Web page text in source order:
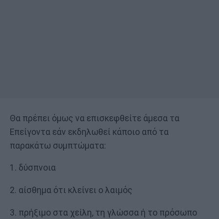
Θα πρέπει όμως να επισκεφθείτε άμεσα τα
Επείγοντα εάν εκδηλωθεί κάποιο από τα
παρακάτω συμπτώματα:
1. δύσπνοια
2. αίσθημα ότι κλείνει ο λαιμός
3. πρήξιμο στα χείλη, τη γλώσσα ή το πρόσωπο